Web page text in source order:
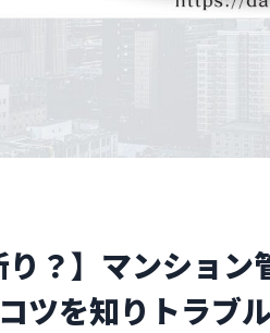
り？】マンショ
ツを知りトラブ